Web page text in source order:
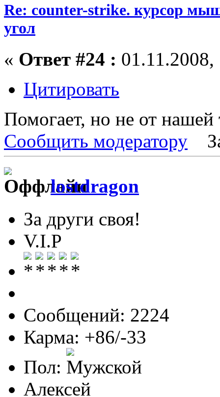
Re: counter-strike. курсор
угол
« Ответ #24 :
Цитировать
Помогает, но не от
Сообщить модератору
lostdragon
За други своя!
V.I.P
Сообщений: 2224
Карма: +86/-33
Пол:
Алексей